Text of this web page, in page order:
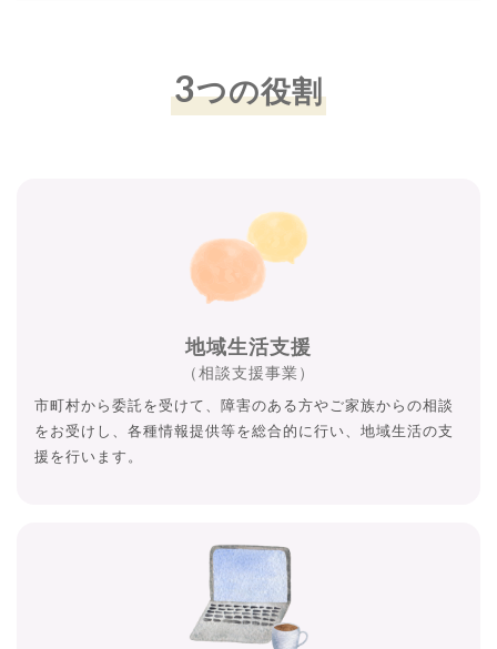
3つの役割
地域生活支援
（相談支援事業）
市町村から委託を受けて、障害のある方やご家族からの相談
をお受けし、各種情報提供等を総合的に行い、地域生活の支
援を行います。